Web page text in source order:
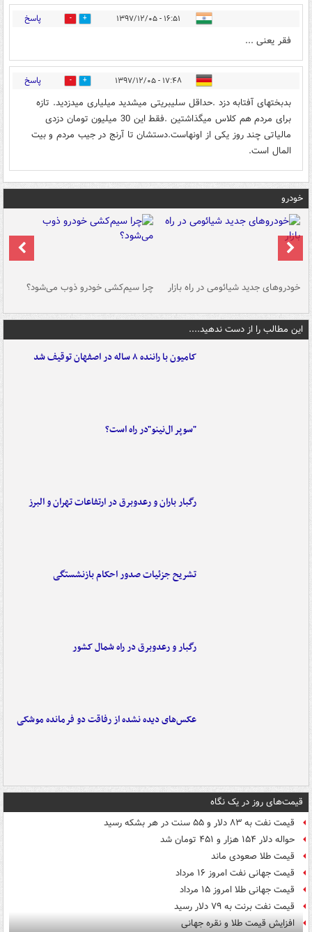
۱۶:۵۱ - ۱۳۹۷/۱۲/۰۵ 3 پاسخ
فقر یعنی ...
۱۷:۴۸ - ۱۳۹۷/۱۲/۰۵ 8 پاسخ
بدبختهای آفتابه دزد .حداقل سلیبریتی میشدید میلیاری میدزدید. تازه
برای مردم هم کلاس میگذاشتین .فقط این 30 میلیون تومان دزدی
مالیاتی چند روز یکی از اونهاست.دستشان تا آرنج در جیب مردم و بیت
المال است.
خودرو
خودروهای جدید شیائومی در راه بازار چرا سیم‌کشی خودرو ذوب می‌شود؟
این مطالب را از دست ندهید....
کامیون با راننده ۸ ساله در اصفهان توقیف شد
"سوپر ال‌نینو"در راه است؟
رگبار باران و رعدوبرق در ارتفاعات تهران و البرز
تشریح جزئیات صدور احکام بازنشستگی
رگبار و رعدوبرق در راه شمال کشور
عکس‌های دیده نشده از رفاقت دو فرمانده‌ موشکی
قیمت‌های روز در یک نگاه
قیمت نفت به ۸۳ دلار و ۵۵ سنت در هر بشکه رسید
حواله دلار ۱۵۴ هزار و ۴۵۱ تومان شد
قیمت طلا صعودی ماند
قیمت جهانی نفت امروز ۱۶ مرداد
قیمت جهانی طلا امروز ۱۵ مرداد
قیمت نفت برنت به ۷۹ دلار رسید
افزایش قیمت طلا و نقره جهانی